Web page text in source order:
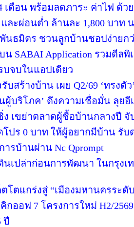
เดือน พร้อมลดภาระ ค่าไฟ ด้
ละผ่อนต่ำ ล้านละ 1,800 บาท
นธมิตร ชวนลูกบ้านชอปง่ายกว่
บน SABAI Application รวมดีล
บจบในแอปเดียว
บสร้างบ้าน เผย Q2/69 ‘ทรง
ผู้บริโภค’ ดึงความเชื่อมั่น ลุย
ง เขย่าตลาดผู้ซื้อบ้านกลางปี
ปร 0 บาท ให้ผู้อยากมีบ้าน รับ
ารบ้านผ่าน Nc Qprompt
เปล่าก่อนการพัฒนา ในกรุงเ
โตแกร่งสู่ “เมืองมหานครระ
คิกออฟ 7 โครงการใหม่ H2/
ปี